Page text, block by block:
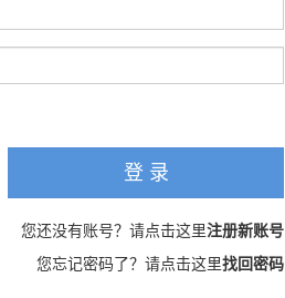
登 录
您还没有账号？请点击这里注册新账号
您忘记密码了？请点击这里找回密码